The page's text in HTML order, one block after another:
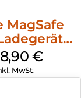
MagSafe
€
MwSt.